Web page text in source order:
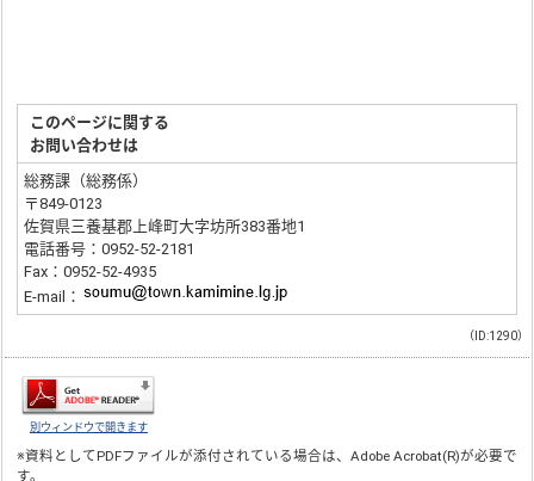
このページに関する
お問い合わせは
総務課（総務係）
〒849-0123
佐賀県三養基郡上峰町大字坊所383番地1
電話番号：0952-52-2181
Fax：0952-52-4935
E-mail：
（ID:1290）
別ウィンドウで開きます
※資料としてPDFファイルが添付されている場合は、Adobe Acrobat(R)が必要で
す。